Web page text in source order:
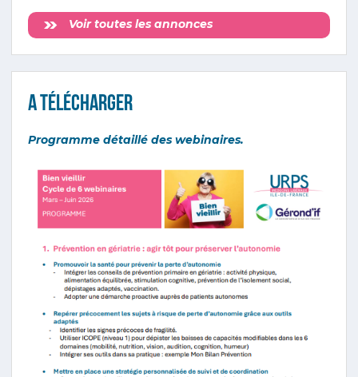
Voir toutes les annonces
A télécharger
Programme détaillé des webinaires.